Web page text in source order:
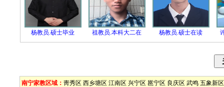
杨教员.硕士毕业 祖教员.本科大二在 杨教员.硕士在读
南宁家教区域： 靑秀区 西乡塘区 江南区 兴宁区 邕宁区 良庆区 武鸣 五象新区